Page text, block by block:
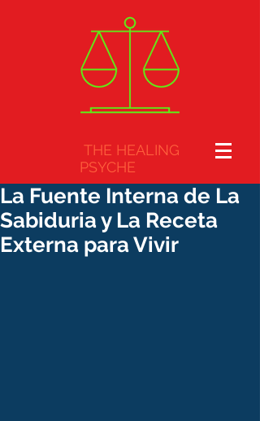
THE HEALING
PSYCHE
La Fuente Interna de La
Sabiduria y La Receta
Externa para Vivir